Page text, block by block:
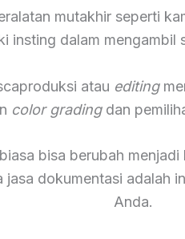
mutakhir seperti
insting dalam mengambil
atau editing
color gradingdan
bisa berubah
dokumentasi adalah
Anda.